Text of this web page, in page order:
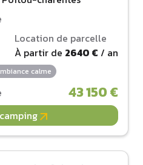
Location de parcelle
À partir de 2640 € / an
calme
43 150 €